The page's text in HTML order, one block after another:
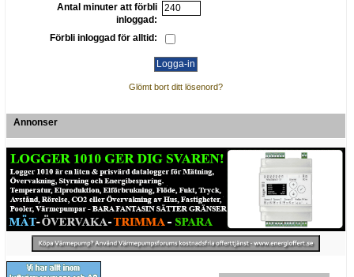
Antal minuter att förbli
inloggad:
Förbli inloggad för alltid:
Glömt bort ditt lösenord?
Annonser